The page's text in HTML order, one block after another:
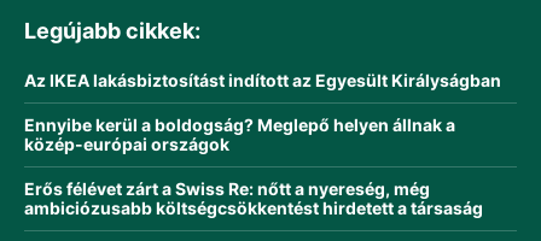
Legújabb cikkek:
Az IKEA lakásbiztosítást indított az Egyesült Királyságban
Ennyibe kerül a boldogság? Meglepő helyen állnak a
közép-európai országok
Erős félévet zárt a Swiss Re: nőtt a nyereség, még
ambiciózusabb költségcsökkentést hirdetett a társaság